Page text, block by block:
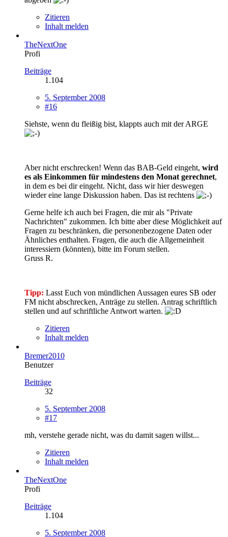
Zitieren
Inhalt melden
TheNextOne
Profi
Beiträge
1.104
5. September 2008
#16
Siehste, wenn du fleißig bist, klappts auch mit der ARGE
Aber nicht erschrecken! Wenn das BAB-Geld eingeht, wird
es als Einkommen für mindestens den Monat gerechnet,
in dem es bei dir eingeht. Nicht, dass wir hier deswegen
wieder eine lange Diskussion haben. Das ist rechtens
Gerne helfe ich auch bei Fragen, die mir als "Private
Nachrichten" zukommen. Ich bitte aber diese Möglichkeit auf
Fragen zu beschränken, die personenbezogene Daten oder
Ähnliches enthalten. Fragen, die auch die Allgemeinheit
interessiern (könnten), bitte im Forum stellen.
Gruss R.
Tipp: Lasst Euch von mündlichen Aussagen eures SB oder
FM nicht abschrecken, Anträge zu stellen. Antrag schriftlich
stellen und auf schriftliche Antwort warten.
Zitieren
Inhalt melden
Bremer2010
Benutzer
Beiträge
32
5. September 2008
#17
mh, verstehe gerade nicht, was du damit sagen willst...
Zitieren
Inhalt melden
TheNextOne
Profi
Beiträge
1.104
5. September 2008